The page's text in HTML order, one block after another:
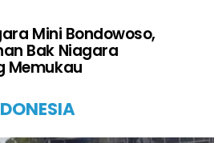
Mini Bondowoso,
Bak Niagara
Memukau